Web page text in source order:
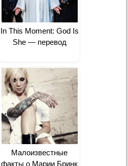
In This Moment: God Is
She — перевод
Малоизвестные
факты о Марии Бринк